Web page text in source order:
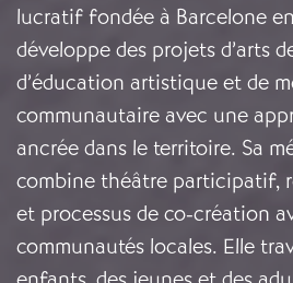
lucratif fondée à Barcelone
développe des projets d’arts
d’éducation artistique et de
communautaire avec une
ancrée dans le territoire. Sa
combine théâtre participatif,
et processus de co-création
communautés locales. Elle